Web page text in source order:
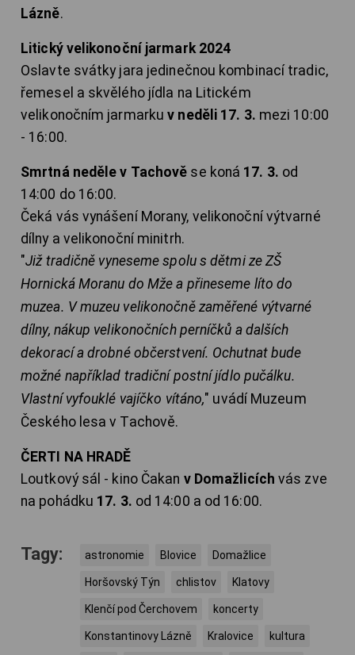
Lázně.
Litický velikonoční jarmark 2024
Oslavte svátky jara jedinečnou kombinací tradic,
řemesel a skvělého jídla na Litickém
velikonočním jarmarkuv neděli 17. 3. mezi 10:00
- 16:00.
Smrtná neděle v Tachově se koná 17. 3. od
14:00 do 16:00.
Čeká vás vynášení Morany, velikonoční výtvarné
dílny a velikonoční minitrh.
"Již tradičně vyneseme spolu s dětmi ze ZŠ
Hornická Moranu do Mže a přineseme líto do
muzea. V muzeu velikonočně zaměřené výtvarné
dílny, nákup velikonočních perníčků a dalších
dekorací a drobné občerstvení. Ochutnat bude
možné například tradiční postní jídlo pučálku.
Vlastní vyfouklé vajíčko vítáno," uvádí Muzeum
Českého lesa v Tachově.
ČERTI NA HRADĚ
Loutkový sál - kino Čakan v Domažlicích vás zve
na pohádku 17. 3. od 14:00 a od 16:00.
Tagy: astronomie Blovice Domažlice
Horšovský Týn chlistov Klatovy
Klenčí pod Čerchovem koncerty
Konstantinovy Lázně Kralovice kultura